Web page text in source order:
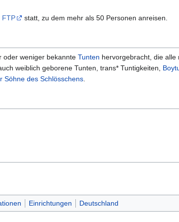
FTP statt, zu dem mehr als 50 Personen anreisen.
oder weniger bekannte Tunten hervorgebracht, die
weiblich geborene Tunten, trans* Tuntigkeiten,
Söhne des Schlösschens.
Einrichtungen Deutschland